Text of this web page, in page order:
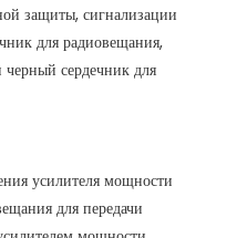
защиты, сигнализации
для радиовещания,
сердечник для
для передачи